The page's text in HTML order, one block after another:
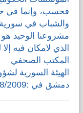
فحسب، وإنما في
والشباب في
مشروعنا الوحيد
الذي لامكان فيه إلا
المكتب الصحفي
الهيئة السورية
دمشق في :24/8/2009